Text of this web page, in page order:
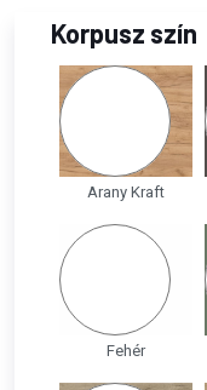
Korpusz szín
Arany Kraft
Fehér